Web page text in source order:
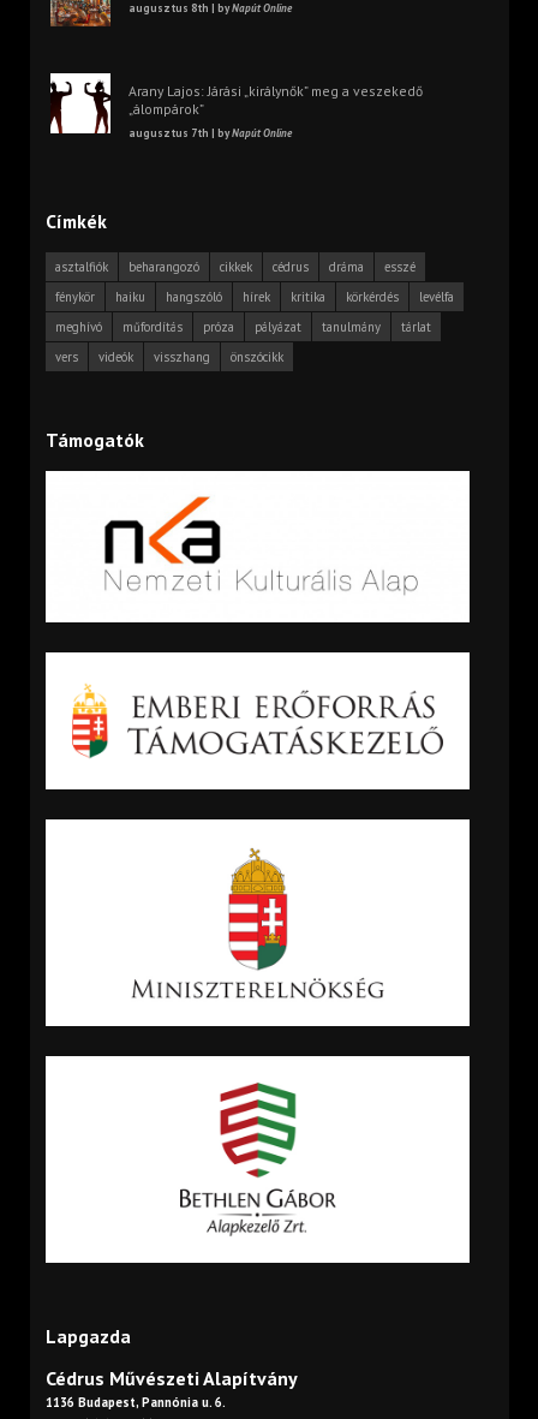
augusztus 8th | byNapút Online
Arany Lajos: Járási „királynők” meg a veszekedő
„álompárok”
augusztus 7th | byNapút Online
Címkék
asztalfiók beharangozó cikkek cédrus dráma
esszé
fénykör
haiku hangszóló hírek kritika körkérdés
levélfa
meghívó
műfordítás próza pályázat tanulmány
tárlat
vers
videók visszhang önszócikk
Támogatók
Lapgazda
Cédrus Művészeti Alapítvány
1136 Budapest, Pannónia u. 6.